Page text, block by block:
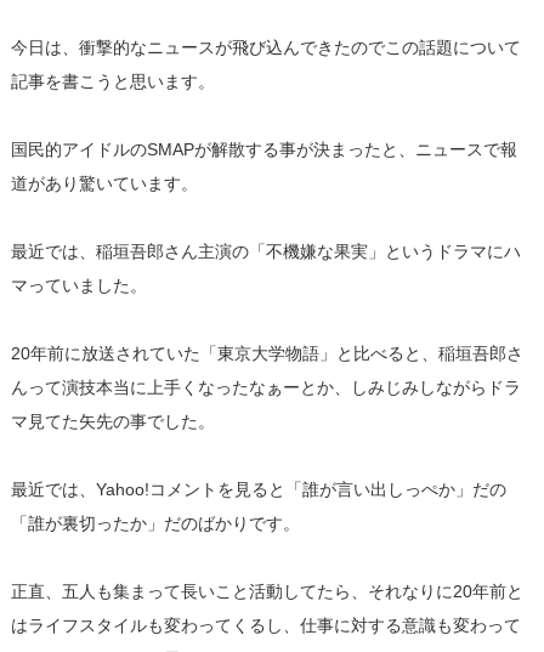
今日は、 衝撃的なニュースが飛び込んできたのでこの話題について
記事を書こうと思います。
国民的アイドルのSMAPが解散する事が決まったと、 ニュースで報
道があり驚いています。
最近では、稲垣吾郎さん主演の「不機嫌な果実」
というドラマにハ
マっていました。
20年前に放送されていた「東京大学物語」と比べると、 稲垣吾郎さ
んって演技本当に上手くなったなぁーとか、
しみじみしながらドラ
マ見てた矢先の事でした。
最近では、Yahoo!コメントを見ると「誰が言い出しっぺか」 だの
「誰が裏切ったか」だのばかりです。
正直、五人も集まって長いこと活動してたら、 それなりに20年前と
はライフスタイルも変わってくるし、 仕事に対する意識も変わって